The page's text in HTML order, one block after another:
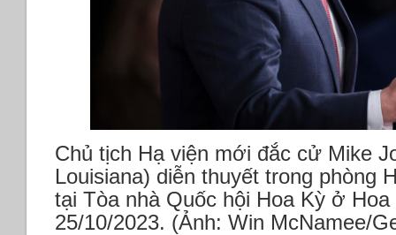
Chủ tịch Hạ viện mới đắc cử Mike
Louisiana) diễn thuyết trong phòng
tại Tòa nhà Quốc hội Hoa Kỳ ở
25/10/2023. (Ảnh: Win McNamee/